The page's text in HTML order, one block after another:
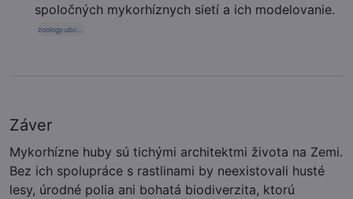
spoločných mykorhíznych sietí a ich modelovanie.
Záver
Mykorhízne huby sú tichými architektmi života na Zemi.
Bez ich spolupráce s rastlinami by neexistovali husté
lesy, úrodné polia ani bohatá biodiverzita, ktorú